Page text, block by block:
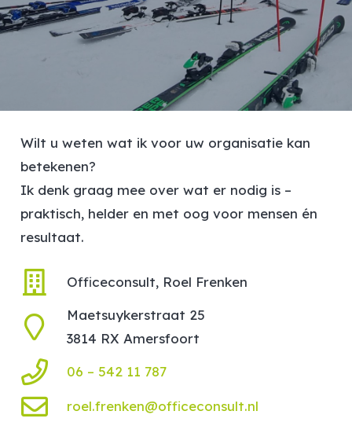
Wilt u weten wat ik voor uw organisatie kan
betekenen?
Ik denk graag mee over wat er nodig is –
praktisch, helder en met oog voor mensen én
resultaat.
Officeconsult, Roel Frenken
Maetsuykerstraat 25
3814 RX Amersfoort
06 – 542 11 787
roel.frenken@officeconsult.nl